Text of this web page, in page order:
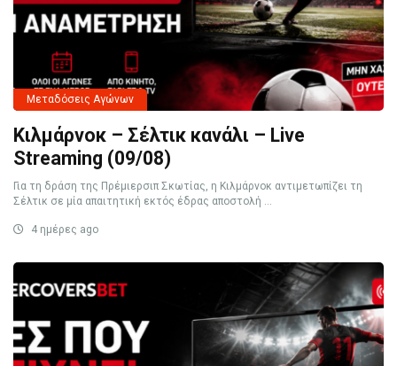
Μεταδόσεις Αγώνων
Κιλμάρνοκ – Σέλτικ κανάλι – Live
Streaming (09/08)
Για τη δράση της Πρέμιερσιπ Σκωτίας, η Κιλμάρνοκ αντιμετωπίζει τη
Σέλτικ σε μία απαιτητική εκτός έδρας αποστολή ...
4 ημέρες ago